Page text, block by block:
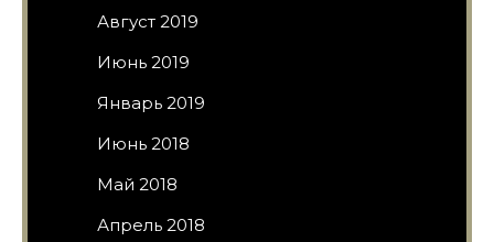
Август 2019
Июнь 2019
Январь 2019
Июнь 2018
Май 2018
Апрель 2018